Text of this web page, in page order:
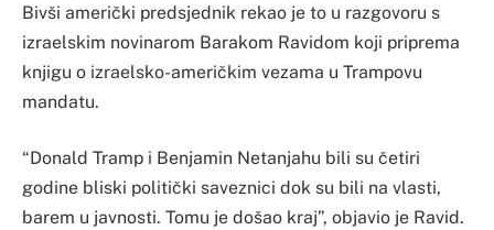
Bivši američki predsjednik rekao je to u razgovoru s
izraelskim novinarom Barakom Ravidom koji priprema
knjigu o izraelsko-američkim vezama u Trampovu
mandatu.
“Donald Tramp i Benjamin Netanjahu bili su četiri
godine bliski politički saveznici dok su bili na vlasti,
barem u javnosti. Tomu je došao kraj”, objavio je Ravid.